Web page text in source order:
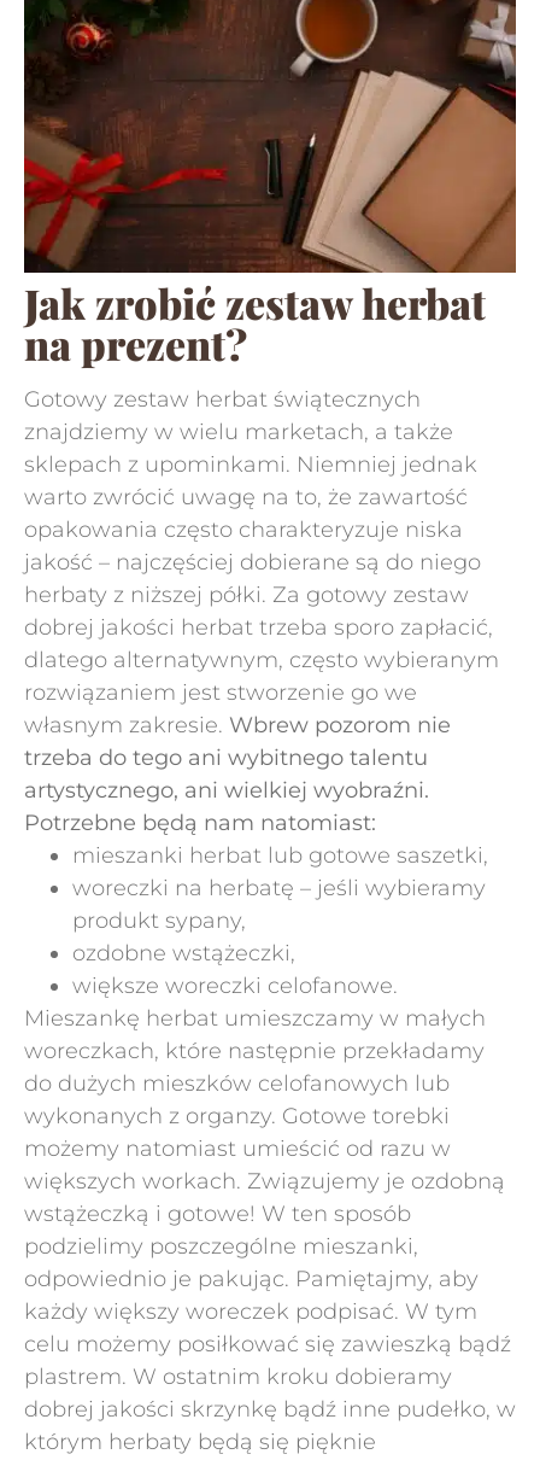
Jak zrobić zestaw herbat
na prezent?
Gotowy zestaw herbat świątecznych
znajdziemy w wielu marketach, a także
sklepach z upominkami. Niemniej jednak
warto zwrócić uwagę na to, że zawartość
opakowania często charakteryzuje niska
jakość – najczęściej dobierane są do niego
herbaty z niższej półki. Za gotowy zestaw
dobrej jakości herbat trzeba sporo zapłacić,
dlatego alternatywnym, często wybieranym
rozwiązaniem jest stworzenie go we
własnym zakresie. Wbrew pozorom nie
trzeba do tego ani wybitnego talentu
artystycznego, ani wielkiej wyobraźni.
Potrzebne będą nam natomiast:
mieszanki herbat lub gotowe saszetki,
woreczki na herbatę – jeśli wybieramy
produkt sypany,
ozdobne wstążeczki,
większe woreczki celofanowe.
Mieszankę herbat umieszczamy w małych
woreczkach, które następnie przekładamy
do dużych mieszków celofanowych lub
wykonanych z organzy. Gotowe torebki
możemy natomiast umieścić od razu w
większych workach. Związujemy je ozdobną
wstążeczką i gotowe! W ten sposób
podzielimy poszczególne mieszanki,
odpowiednio je pakując. Pamiętajmy, aby
każdy większy woreczek podpisać. W tym
celu możemy posiłkować się zawieszką bądź
plastrem. W ostatnim kroku dobieramy
dobrej jakości skrzynkę bądź inne pudełko, w
którym herbaty będą się pięknie